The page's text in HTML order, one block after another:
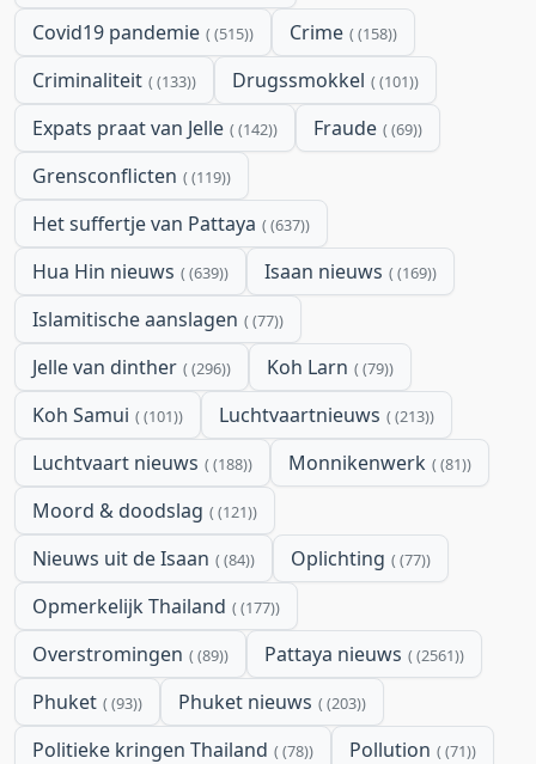
Covid19 pandemie (515) Crime (158)
Criminaliteit (133) Drugssmokkel (101)
Expats praat van Jelle (142) Fraude (69)
Grensconflicten (119)
Het suffertje van Pattaya (637)
Hua Hin nieuws (639) Isaan nieuws (169)
Islamitische aanslagen (77)
Jelle van dinther (296) Koh Larn (79)
Koh Samui (101) Luchtvaartnieuws (213)
Luchtvaart nieuws (188) Monnikenwerk (81)
Moord & doodslag (121)
Nieuws uit de Isaan (84) Oplichting (77)
Opmerkelijk Thailand (177)
Overstromingen (89) Pattaya nieuws (2561)
Phuket (93) Phuket nieuws (203)
Politieke kringen Thailand (78) Pollution (71)